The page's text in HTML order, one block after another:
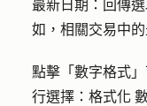
最新日期 ：回傳
如，相關交易中
點擊「 數字格式
行選擇： 格式化